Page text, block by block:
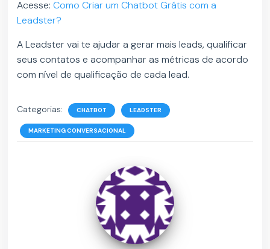
Acesse:Como Criar um Chatbot Grátis com a
Leadster?
A Leadster vai te ajudar a gerar mais leads, qualificar
seus contatos e acompanhar as métricas de acordo
com nível de qualificação de cada lead.
Categorias: CHATBOT LEADSTER
MARKETING CONVERSACIONAL